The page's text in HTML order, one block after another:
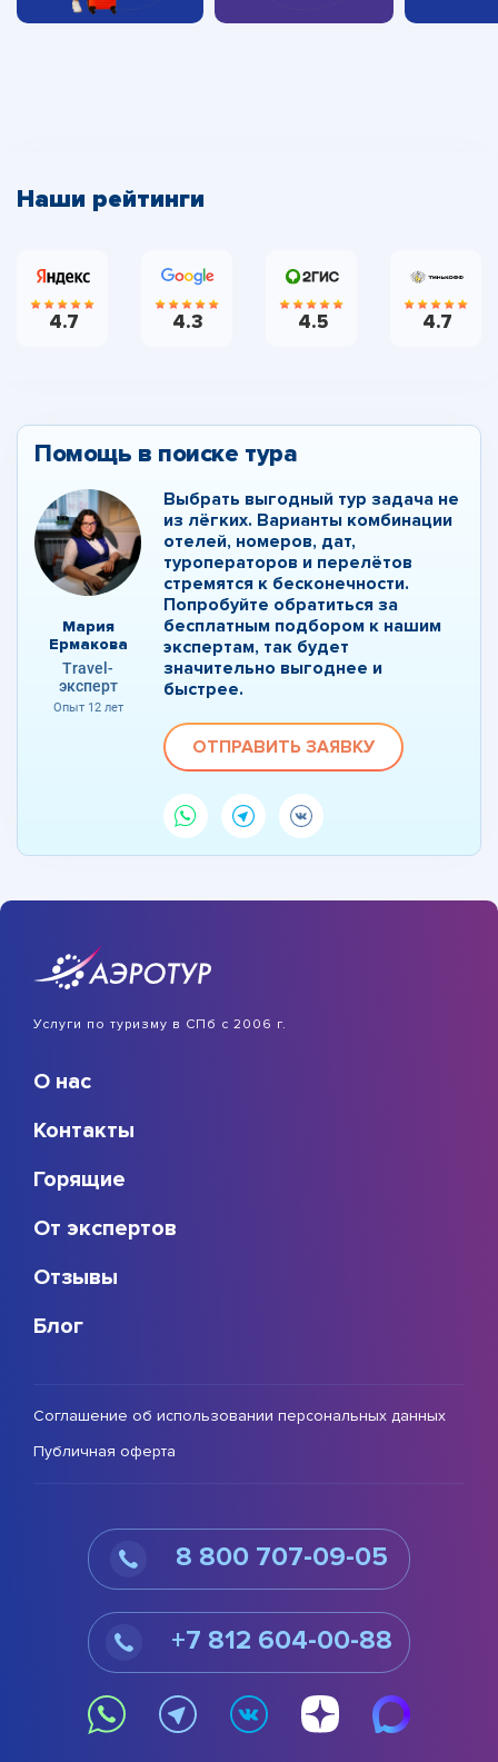
Наши рейтинги
4.7 4.3 4.5 4.7
Помощь в поиске тура
Мария
Ермакова
Travel-
эксперт
Опыт 12 лет
Выбрать выгодный тур задача не
из лёгких. Варианты комбинации
отелей, номеров, дат,
туроператоров и перелётов
стремятся к бесконечности.
Попробуйте обратиться за
бесплатным подбором к нашим
экспертам, так будет
значительно выгоднее и
быстрее.
ОТПРАВИТЬ ЗАЯВКУ
Услуги по туризму в СПб с 2006 г.
О нас
Контакты
Горящие
От экспертов
Отзывы
Блог
Соглашение об использовании персональных данных
Публичная оферта
8 800 707-09-05
+7 812 604-00-88